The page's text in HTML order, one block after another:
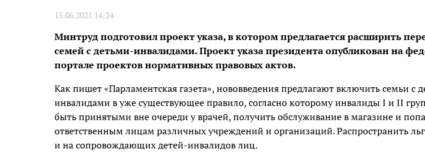
15.06.2021 14:24
Минтруд подготовил проект указа, в котором предлагается расширить
семей с детьми-инвалидами. Проект указа президента опубликован на
портале проектов нормативных правовых актов.
Как пишет «Парламентская газета», нововведения предлагают включить семьи с
инвалидами в уже существующее правило, согласно которому инвалиды I и II
быть принятыми вне очереди у врачей, получить обслуживание в магазине и
ответственным лицам различных учреждений и организаций. Распространить
и на сопровождающих детей-инвалидов лиц.